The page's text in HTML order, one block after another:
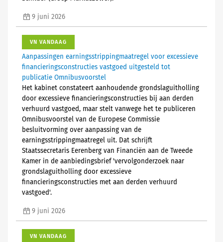
9 juni 2026
VN VANDAAG
Aanpassingen earningsstrippingmaatregel voor excessieve
financieringsconstructies vastgoed uitgesteld tot
publicatie Omnibusvoorstel
Het kabinet constateert aanhoudende grondslaguitholling
door excessieve financieringsconstructies bij aan derden
verhuurd vastgoed, maar stelt vanwege het te publiceren
Omnibusvoorstel van de Europese Commissie
besluitvorming over aanpassing van de
earningsstrippingmaatregel uit. Dat schrijft
Staatssecretaris Eerenberg van Financiën aan de Tweede
Kamer in de aanbiedingsbrief 'vervolgonderzoek naar
grondslaguitholling door excessieve
financieringsconstructies met aan derden verhuurd
vastgoed'.
9 juni 2026
VN VANDAAG